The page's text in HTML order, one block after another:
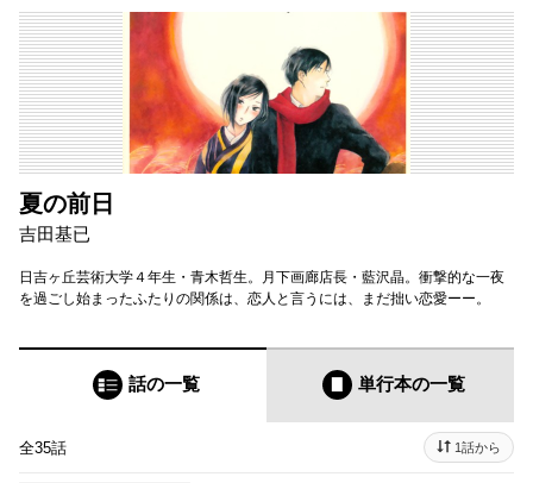
夏の前日
吉田基已
日吉ヶ丘芸術大学４年生・青木哲生。月下画廊店長・藍沢晶。衝撃的な一夜
を過ごし始まったふたりの関係は、恋人と言うには、まだ拙い恋愛ーー。
話の一覧 単行本の一覧
全35話 1話から